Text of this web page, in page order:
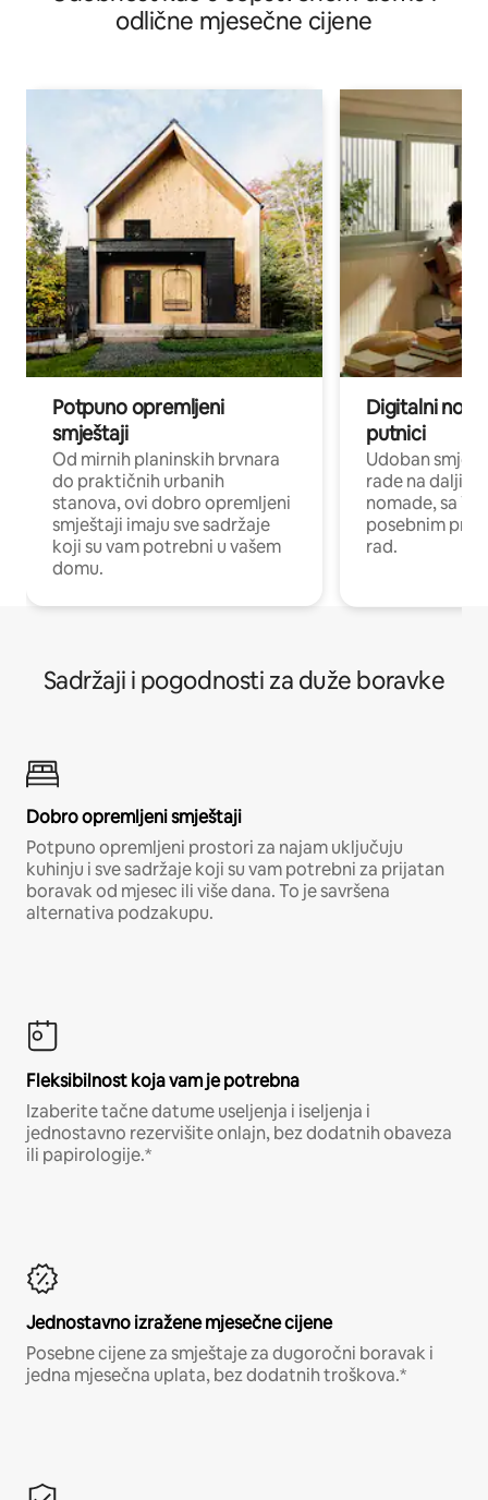
odlične mjesečne cijene
Potpuno opremljeni
smještaji
Od mirnih planinskih brvnara
do praktičnih urbanih
stanova, ovi dobro opremljeni
smještaji imaju sve sadržaje
koji su vam potrebni u vašem
domu.
Digitalni
putnici
Udoban
rade na
nomade, sa
posebnim
rad.
Sadržaji i pogodnosti za duže boravke
Dobro opremljeni smještaji
Potpuno opremljeni prostori za najam uključuju
kuhinju i sve sadržaje koji su vam potrebni za prijatan
boravak od mjesec ili više dana. To je savršena
alternativa podzakupu.
Fleksibilnost koja vam je potrebna
Izaberite tačne datume useljenja i iseljenja i
jednostavno rezervišite onlajn, bez dodatnih obaveza
ili papirologije.*
Jednostavno izražene mjesečne cijene
Posebne cijene za smještaje za dugoročni boravak i
jedna mjesečna uplata, bez dodatnih troškova.*